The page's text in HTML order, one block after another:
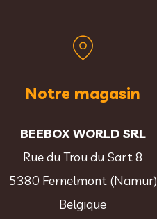
Notre magasin
BEEBOX WORLD SRL
Rue du Trou du Sart 8
5380 Fernelmont (Namur)
Belgique